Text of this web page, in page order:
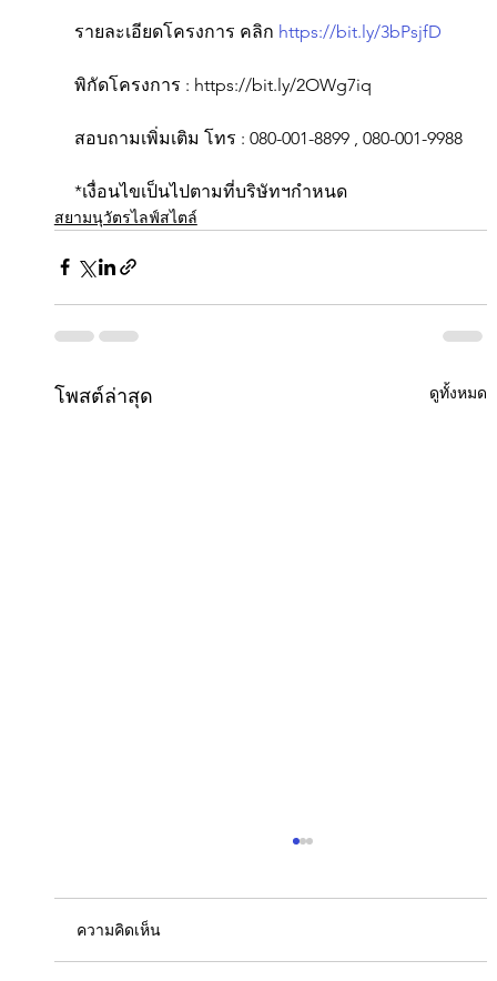
รายละเอียดโครงการ คลิก https://bit.ly/3bPsjfD
พิกัดโครงการ : https://bit.ly/2OWg7iq
สอบถามเพิ่มเติม โทร : 080-001-8899 , 080-001-9988
*เงื่อนไขเป็นไปตามที่บริษัทฯกำหนด
สยามนุวัตรไลฟ์สไตล์
โพสต์ล่าสุด ดูทั้งหมด
ความคิดเห็น